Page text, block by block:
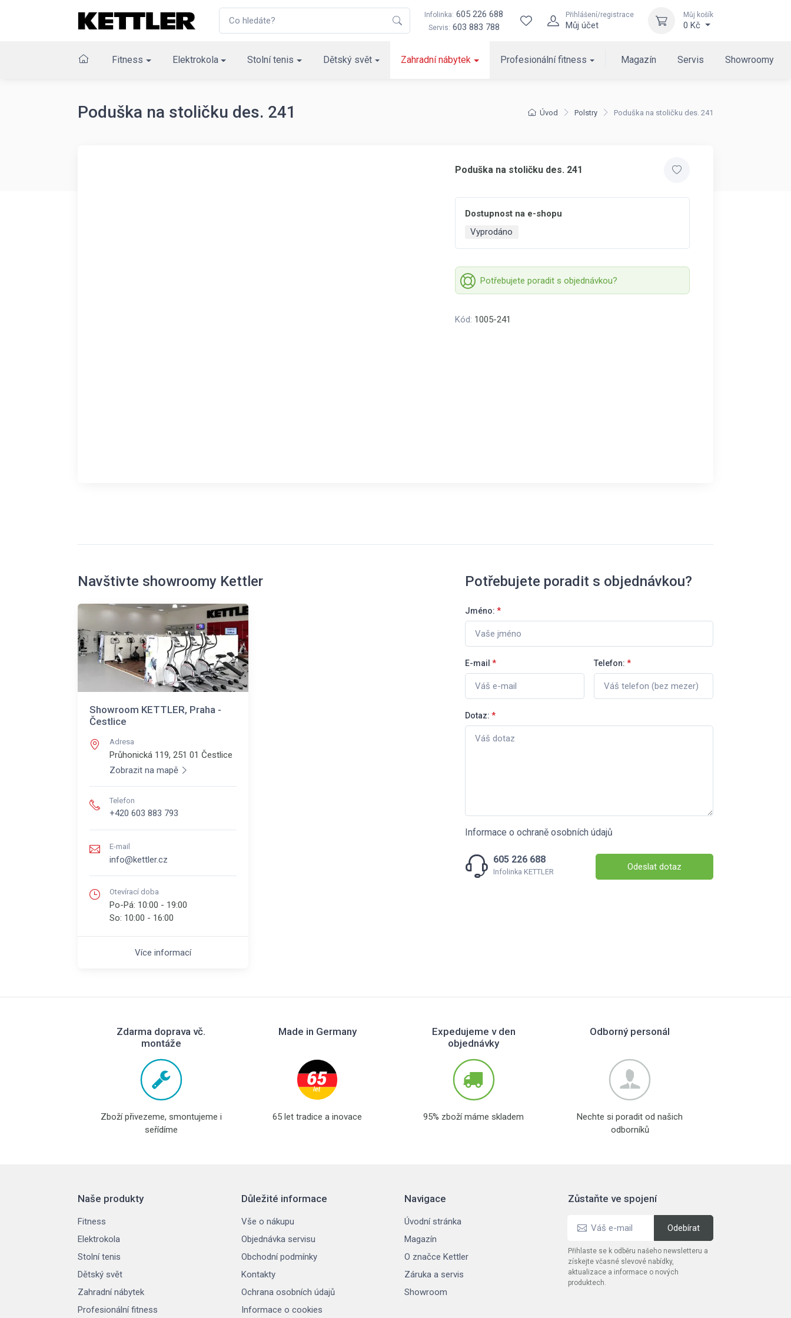
Infolinka: 605 226 688
Servis: 603 883 788
Přihlášení/registrace
Můj účet
Můj košík
0 Kč
Fitness Elektrokola Stolní tenis Dětský svět Zahradní nábytek Profesionální fitness Magazín Servis Showroomy
Úvod Polstry Poduška na stoličku des. 241
Poduška na stoličku des. 241
Poduška na stoličku des. 241
Dostupnost na e-shopu
Vyprodáno
Potřebujete poradit s objednávkou?
Kód: 1005-241
Navštivte showroomy Kettler
Showroom KETTLER, Praha -
Čestlice
Adresa
Průhonická 119, 251 01 Čestlice
Zobrazit na mapě
Telefon
+420 603 883 793
E-mail
info@kettler.cz
Otevírací doba
Po-Pá: 10:00 - 19:00
So: 10:00 - 16:00
Více informací
Potřebujete poradit s objednávkou?
Jméno: *
E-mail * Telefon: *
Dotaz: *
Informace o ochraně osobních údajů
605 226 688
Infolinka KETTLER Odeslat dotaz
Zdarma doprava vč.
montáže
Zboží přivezeme, smontujeme i
seřídíme
Made in Germany
65 let tradice a inovace
Expedujeme v den
objednávky
95% zboží máme skladem
Odborný personál
Nechte si poradit od našich
odborníků
Naše produkty
Fitness
Elektrokola
Stolní tenis
Dětský svět
Zahradní nábytek
Profesionální fitness
Důležité informace
Vše o nákupu
Objednávka servisu
Obchodní podmínky
Kontakty
Ochrana osobních údajů
Informace o cookies
Navigace
Úvodní stránka
Magazín
O značce Kettler
Záruka a servis
Showroom
Zůstaňte ve spojení
Přihlaste se k odběru našeho newsletteru a
získejte včasné slevové nabídky,
aktualizace a informace o nových
produktech.